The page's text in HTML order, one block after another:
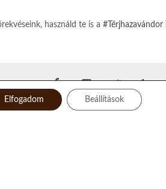
használd te is a #Térjhazavándor
FacebookInstagramTwitterLinkedIn
Elfogadom Beállítások